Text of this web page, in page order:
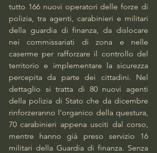
tutto 166 nuovi operatori delle forze di
polizia, tra agenti, carabinieri e militari
della guardia di finanza, da dislocare
nei commissariati di zona e nelle
caserme per rafforzare il controllo del
territorio e implementare la sicurezza
percepita da parte dei cittadini. Nel
dettaglio si tratta di 80 nuovi agenti
della polizia di Stato che da dicembre
rinforzeranno l’organico della questura,
70 carabinieri appena usciti dal corso,
mentre hanno già preso servizio 16
militari della Guardia di finanza. Senza